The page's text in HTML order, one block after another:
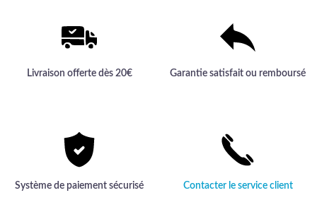
Livraison offerte dès 20€ Garantie satisfait ou remboursé
Système de paiement sécurisé Contacter le service client